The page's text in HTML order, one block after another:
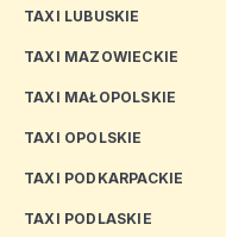
TAXI LUBUSKIE
TAXI MAZOWIECKIE
TAXI MAŁOPOLSKIE
TAXI OPOLSKIE
TAXI PODKARPACKIE
TAXI PODLASKIE